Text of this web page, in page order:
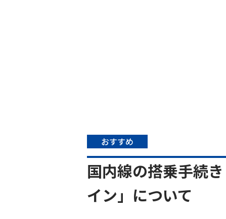
おすすめ
国内線の搭乗手続
イン」について